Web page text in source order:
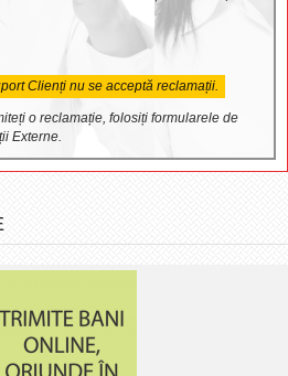
Clienți nu se acceptă reclamații.
o reclamație, folosiți formularele de
Externe.